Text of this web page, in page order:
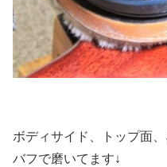
ボディサイド、トップ面
バフで磨いてます↓